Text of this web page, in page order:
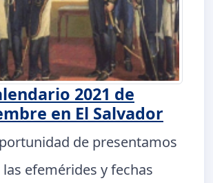
2021 de
en El Salvador
de presentamos
efemérides y fechas